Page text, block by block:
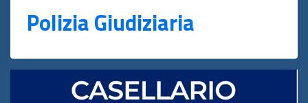
Polizia Giudiziaria